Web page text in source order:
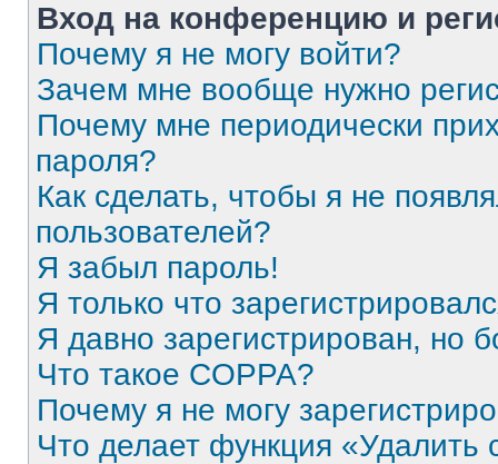
Вход на конференцию и
Почему я не могу войти?
Зачем мне вообще нужно
Почему мне периодически
пароля?
Как сделать, чтобы я не
пользователей?
Я забыл пароль!
Я только что
Я давно зарегистрирован, но
Что такое COPPA?
Почему я не могу
Что делает функция